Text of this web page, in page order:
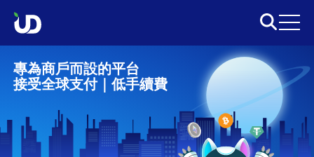
專為商戶而設的平台
接受全球支付｜低手續費